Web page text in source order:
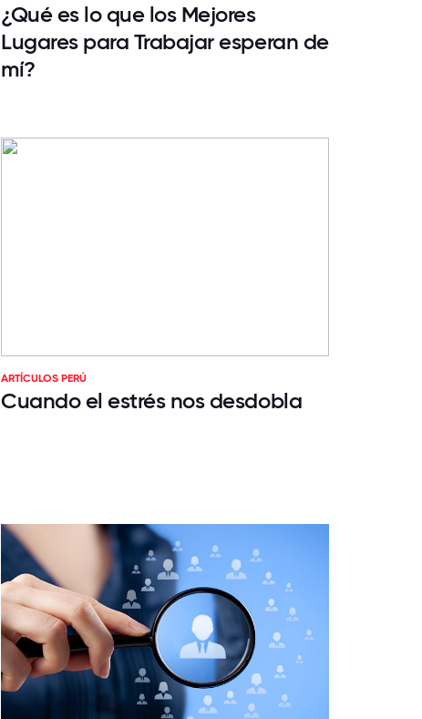
¿Qué es lo que los Mejores
Lugares para Trabajar esperan de
mí?
ARTÍCULOS PERÚ
Cuando el estrés nos desdobla